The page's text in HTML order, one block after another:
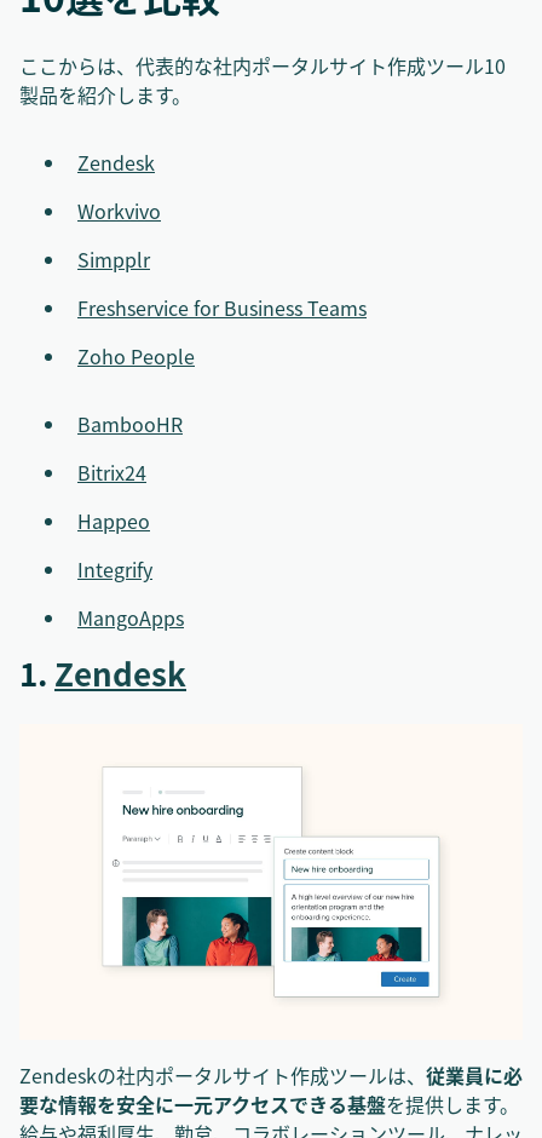
ここからは、代表的な社内ポータルサイト作成ツール10
製品を紹介します。
Zendesk
Workvivo
Simpplr
Freshservice for Business Teams
Zoho People
BambooHR
Bitrix24
Happeo
Integrify
MangoApps
1. Zendesk
Zendeskの社内ポータルサイト作成ツールは、 従業員に必
要な情報を安全に一元アクセスできる基盤を提供します。